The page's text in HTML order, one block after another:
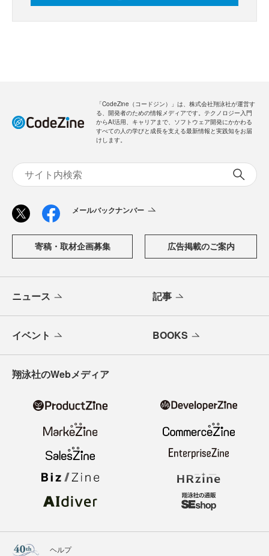
「CodeZine（コードジン）」は、株式会社翔泳社が運営す
る、開発者のための情報メディアです。テクノロジー入門
からAI活用、キャリアまで、ソフトウェア開発にかかわる
すべての人の学びと成長を支える最新情報と実践知をお届
けします。
メールバックナンバー
寄稿・取材企画募集 広告掲載のご案内
ニュース 記事
イベント BOOKS
翔泳社のWebメディア
ヘルプ